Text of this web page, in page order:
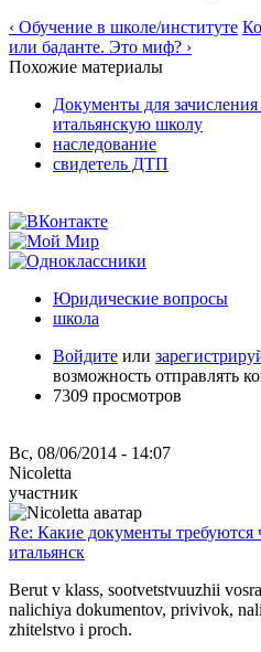
‹ Обучение в школе/институте
или баданте. Это миф? ›
Похожие материалы
Документы для
итальянскую школу
наследование
свидетель ДТП
Юридические вопросы
школа
Войдите или
возможность отправлять
7309 просмотров
Вс, 08/06/2014 - 14:07
Nicoletta
участник
Re: Какие документы требуются
итальянск
Berut v klass, sootvetstvuuzhii
nalichiya dokumentov, privivok,
zhitelstvo i proch.